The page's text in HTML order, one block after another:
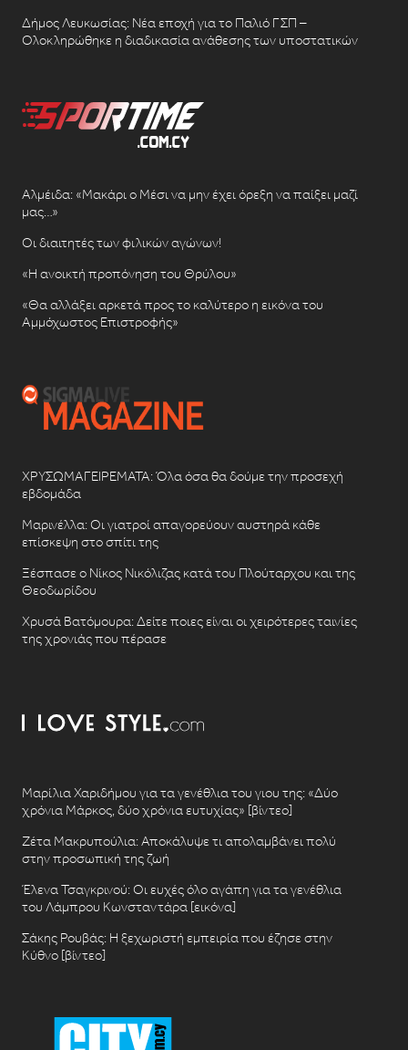
Δήμος Λευκωσίας: Νέα εποχή για το Παλιό ΓΣΠ –
Ολοκληρώθηκε η διαδικασία ανάθεσης των υποστατικών
Αλμέιδα: «Μακάρι ο Μέσι να μην έχει όρεξη να παίξει μαζί
μας…»
Οι διαιτητές των φιλικών αγώνων!
«Η ανοικτή προπόνηση του Θρύλου»
«Θα αλλάξει αρκετά προς το καλύτερο η εικόνα του
Αμμόχωστος Επιστροφής»
ΧΡΥΣΩΜΑΓΕΙΡΕΜΑΤΑ: Όλα όσα θα δούμε την προσεχή
εβδομάδα
Μαρινέλλα: Οι γιατροί απαγορεύουν αυστηρά κάθε
επίσκεψη στο σπίτι της
Ξέσπασε ο Νίκος Νικόλιζας κατά του Πλούταρχου και της
Θεοδωρίδου
Χρυσά Βατόμουρα: Δείτε ποιες είναι οι χειρότερες ταινίες
της χρονιάς που πέρασε
Μαρίλια Χαριδήμου για τα γενέθλια του γιου της: «Δύο
χρόνια Μάρκος, δύο χρόνια ευτυχίας» [βίντεο]
Ζέτα Μακρυπούλια: Αποκάλυψε τι απολαμβάνει πολύ
στην προσωπική της ζωή
Έλενα Τσαγκρινού: Οι ευχές όλο αγάπη για τα γενέθλια
του Λάμπρου Κωνσταντάρα [εικόνα]
Σάκης Ρουβάς: Η ξεχωριστή εμπειρία που έζησε στην
Κύθνο [βίντεο]